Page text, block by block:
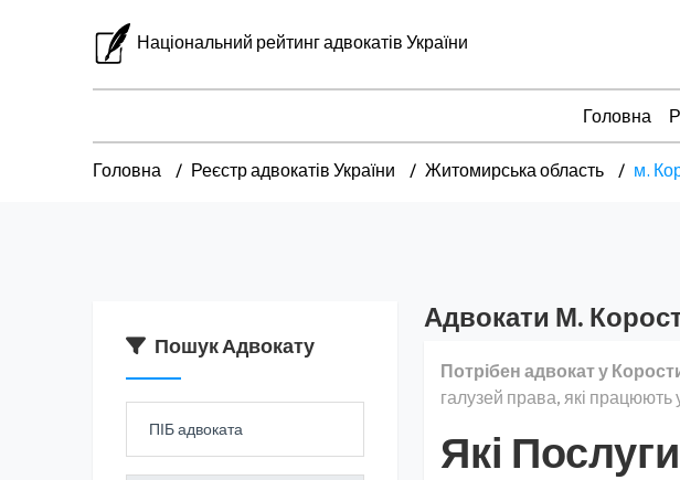
Національний рейтинг адвокатів України
Головна
Головна Реєстр адвокатів України Житомирська область м.
Пошук Адвокату
Адвокати М.
Потрібен адвокат у
галузей права, які працюють
Які